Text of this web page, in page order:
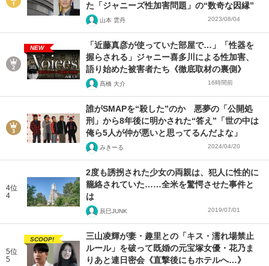
た「ジャニーズ性加害問題」の“数奇な因縁”
山本 雲丹 2023/08/04
NEW
「近藤真彦が使っていた部屋で…」「性器を
握らされる」ジャニー喜多川による性加害、
語り始めた被害者たち《徹底取材の裏側》
髙橋 大介 16時間前
誰がSMAPを“殺した”のか 悪夢の「公開処
刑」から8年後に明かされた“答え”「世の中は
俺ら5人が仲が悪いと思ってるんだよな」
みきーる 2024/04/20
4位
4
2度も誘拐された少女の両親は、犯人に性的に
籠絡されていた……全米を驚愕させた事件と
は
辰巳JUNK 2019/07/01
5位
5
SCOOP!
三山凌輝が妻・趣里との「キス・濡れ場禁止
ルール」を破って既婚の元宝塚女優・花乃ま
りあと連日密会《直撃後にもホテルへ…》